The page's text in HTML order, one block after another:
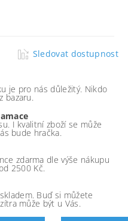
Sledovat dostupnost
je pro nás důležitý. Nikdo
bazaru.
I kvalitní zboží se může
bude hračka.
zdarma dle výše nákupu
2500 Kč.
Buď si můžete
může být u Vás.